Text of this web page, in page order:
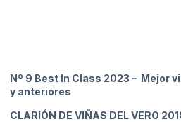
Nº 9 Best In Class 2023 – Mejor
y anteriores
CLARIÓN DE VIÑAS DEL VERO